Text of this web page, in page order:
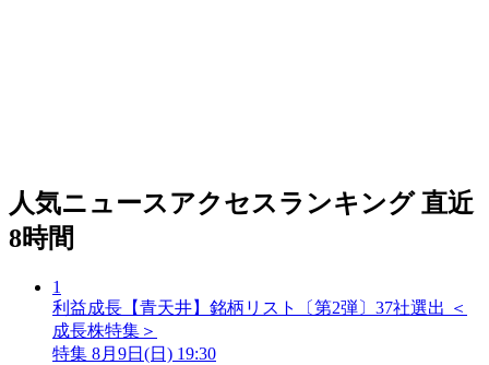
人気ニュースアクセスランキング 直近
8時間
1
利益成長【青天井】銘柄リスト〔第2弾〕37社選出 ＜
成長株特集＞
特集 8月9日(日) 19:30